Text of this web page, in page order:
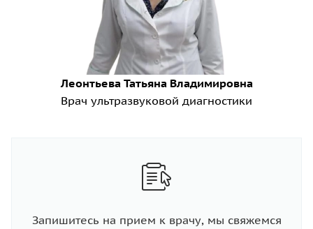
Леонтьева Татьяна Владимировна
Врач ультразвуковой диагностики
Запишитесь на прием к врачу, мы свяжемся